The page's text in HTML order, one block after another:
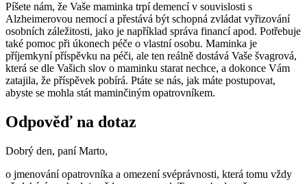
Píšete nám, že Vaše maminka trpí demencí v souvislosti s
Alzheimerovou nemocí a přestává být schopná zvládat vyřizování
osobních záležitosti, jako je například správa financí apod. Potřebuje
také pomoc při úkonech péče o vlastní osobu. Maminka je
příjemkyní příspěvku na péči, ale ten reálně dostává Vaše švagrová,
která se dle Vašich slov o maminku starat nechce, a dokonce Vám
zatajila, že příspěvek pobírá. Ptáte se nás, jak máte postupovat,
abyste se mohla stát maminčiným opatrovníkem.
Odpověď na dotaz
Dobrý den, paní Marto,
o jmenování opatrovníka a omezení svéprávnosti, která tomu vždy